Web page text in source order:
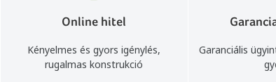
Online hitel
Kényelmes és gyors igénylés,
rugalmas konstrukció
Garanciális